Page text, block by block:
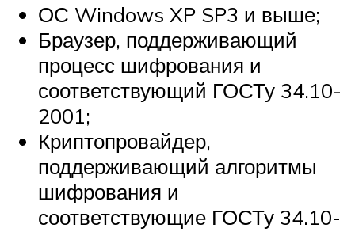
ОС Windows XP SP3 и выше;
Браузер, поддерживающий
процесс шифрования и
соответствующий ГОСТу 34.10-
2001;
Криптопровайдер,
поддерживающий алгоритмы
шифрования и
соответствующие ГОСТу 34.10-